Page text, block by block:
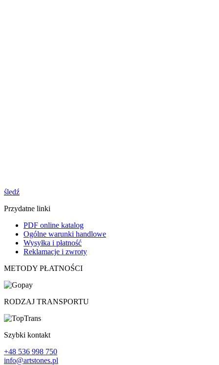
śledź
Przydatne linki
PDF online katalog
Ogólne warunki handlowe
Wysyłka i płatność
Reklamacje i zwroty
METODY PŁATNOŚCI
RODZAJ TRANSPORTU
Szybki kontakt
+48 536 998 750
info@artstones.pl